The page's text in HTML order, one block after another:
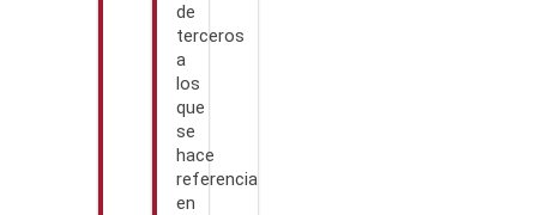
de
terceros
a
los
que
se
hace
referencia
en